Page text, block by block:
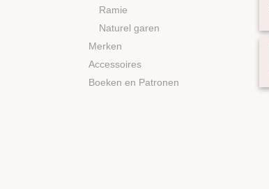
Ramie
Naturel garen
Merken
Accessoires
Boeken en Patronen